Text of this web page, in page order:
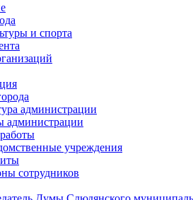
и спорта
администрации
администрации
учреждения
сотрудников